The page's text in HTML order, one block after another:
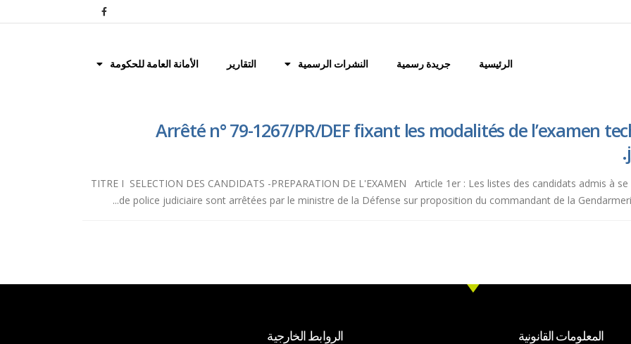
الرئيسية جريدة رسمية النشرات الرسمية التقارير الأمانة العامة للحكومة
Arrêté n° 79-1267/PR/DEF fixant les modalités de l’examen
TITRE I SELECTION DES CANDIDATS -PREPARATION DE L'EXAMEN Article 1er : Les listes des candidats admis à
de police judiciaire sont arrêtées par le ministre de la Défense sur proposition du commandant de la
المعلومات القانونية الروابط الخارجية